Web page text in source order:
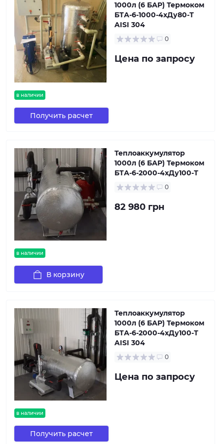
в наличии
1000л (6 БАР) Термоком
БТА-6-1000-4хДу80-Т
AISI 304
0
Цена по запросу
Получить расчет
в наличии
Теплоаккумулятор
1000л (6 БАР) Термоком
БТА-6-2000-4хДу100-Т
0
82 980 грн
В корзину
в наличии
Теплоаккумулятор
1000л (6 БАР) Термоком
БТА-6-2000-4хДу100-Т
AISI 304
0
Цена по запросу
Получить расчет